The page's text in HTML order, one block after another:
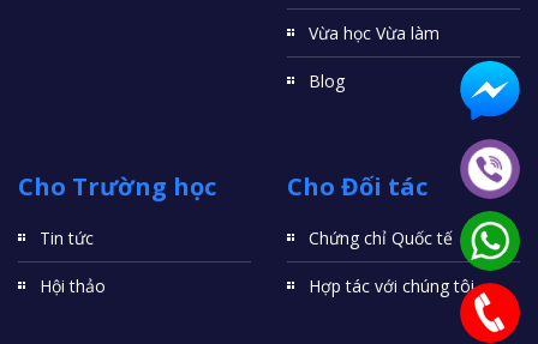
Vừa học Vừa làm
Blog
Cho Trường học
Tin tức
Hội thảo
Cho Đối tác
Chứng chỉ Quốc tế
Hợp tác với chúng tôi